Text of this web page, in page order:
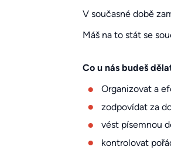
V současné době
Máš na to stát se
Co u nás budeš
Organizovat a
zodpovídat za
vést písemnou
kontrolovat